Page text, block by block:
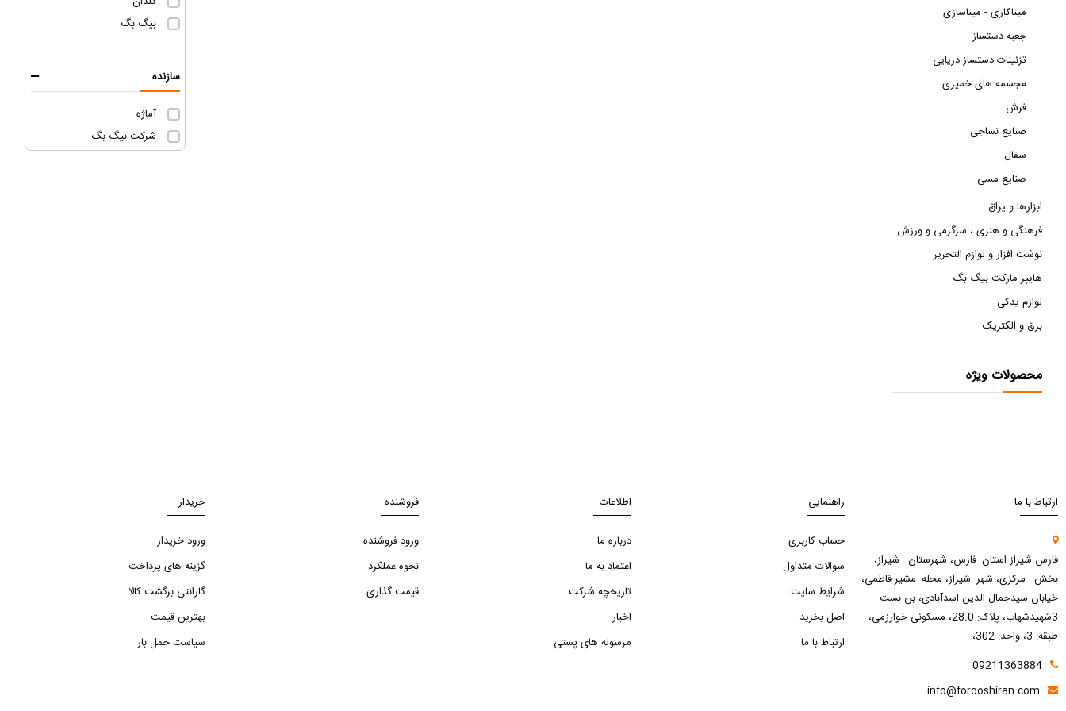
بیگ بگ
سازنده
آماژه
شرکت بیگ بگ
میناکاری - میناسازی
جعبه دستساز
تزئینات دستساز دریایی
مجسمه های خمیری
فرش
صنایع نساجی
سفال
صنایع مسی
ابزارها و یراق
فرهنگی و هنری ، سرگرمی و ورزش
نوشت افزار و لوازم التحریر
هایپر مارکت بیگ بگ
لوازم یدکی
برق و الکتریک
محصولات ویژه
ارتباط با ما
فارس شیراز استان: فارس، شهرستان : شیراز،
بخش : مرکزی، شهر: شیراز، محله: مشیر فاطمی،
خیابان سیدجمال الدین اسدآبادی، بن بست
3شهیدشهاب، پلاک: 28.0، مسکونی خوارزمی،
طبقه: 3، واحد: 302،
09211363884
info@forooshiran.com
راهنمایی
حساب کاربری
سوالات متداول
شرایط سایت
اصل بخرید
ارتباط با ما
اطلاعات
درباره ما
اعتماد به ما
تاریخچه شرکت
اخبار
مرسوله های پستی
فروشنده
ورود فروشنده
نحوه عملکرد
قیمت گذاری
خریدار
ورود خریدار
گزینه های پرداخت
گارانتی برگشت کالا
بهترین قیمت
سیاست حمل بار